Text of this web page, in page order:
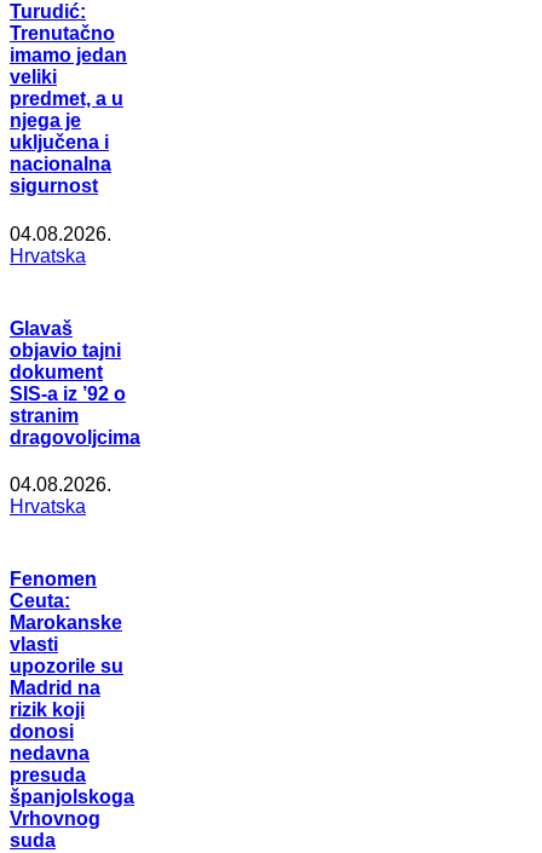
Turudić:
Trenutačno
imamo jedan
veliki
predmet, a u
njega je
uključena i
nacionalna
sigurnost
04.08.2026.
Hrvatska
Glavaš
objavio tajni
dokument
SIS-a iz ’92 o
stranim
dragovoljcima
04.08.2026.
Hrvatska
Fenomen
Ceuta:
Marokanske
vlasti
upozorile su
Madrid na
rizik koji
donosi
nedavna
presuda
španjolskoga
Vrhovnog
suda